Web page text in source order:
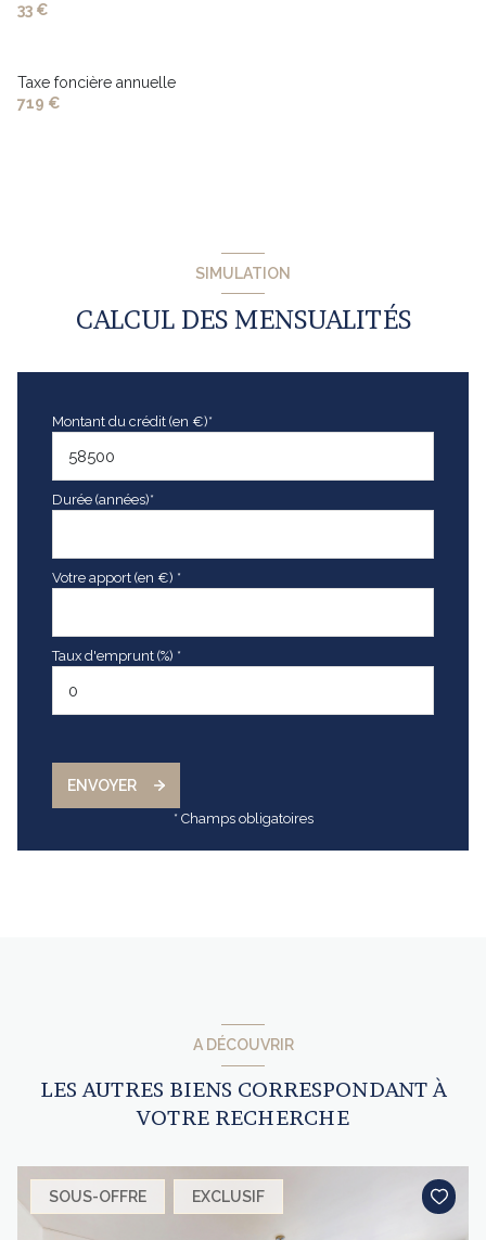
33 €
Taxe foncière annuelle
719 €
SIMULATION
CALCUL DES MENSUALITÉS
Montant du crédit (en €)*
Durée (années)*
Votre apport (en €) *
Taux d'emprunt (%) *
ENVOYER
* Champs obligatoires
A DÉCOUVRIR
LES AUTRES BIENS CORRESPONDANT À
VOTRE RECHERCHE
SOUS-OFFRE EXCLUSIF